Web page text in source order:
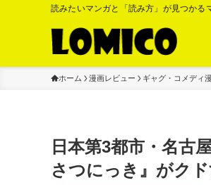
読みたいマンガと「読み方」が見つかる
ホーム 漫画レビュー ギャグ・コメディ
日本第3都市・名古
さつにっき』がク